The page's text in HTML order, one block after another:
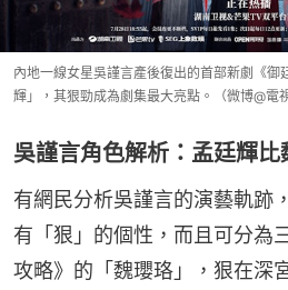
內地一線女星吳謹言產後復出的首部新劇《
輝」，其狠勁成為劇集最大亮點。（微博@電
吳謹言角色解析：孟廷輝比
有網民分析吳謹言的演藝軌跡
有「狠」的個性，而且可分為
攻略》的「魏瓔珞」，狠在深